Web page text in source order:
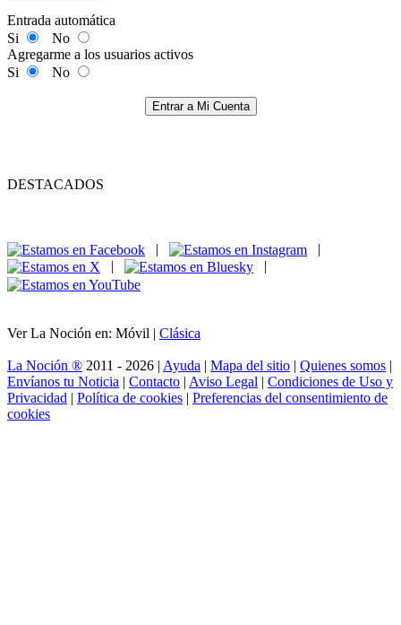
Entrada automática
Si
No
Agregarme a los usuarios activos
Si
No
Entrar a Mi Cuenta
DESTACADOS
|
|
|
|
Ver La Noción en: Móvil | Clásica
La Noción ® 2011 - 2026 | Ayuda | Mapa del sitio | Quienes somos |
Envíanos tu Noticia | Contacto | Aviso Legal | Condiciones de Uso y
Privacidad | Política de cookies | Preferencias del consentimiento de
cookies